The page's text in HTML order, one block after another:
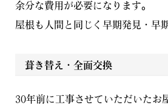
余分な費用が必要になります。
屋根も人間と同じく早期発見・早
葺き替え・全面交換
30年前に工事させていただいたお